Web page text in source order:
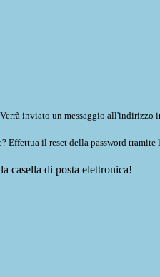
Verrà inviato un messaggio all'indirizzo
Effettua il reset della password tramite
casella di posta elettronica!